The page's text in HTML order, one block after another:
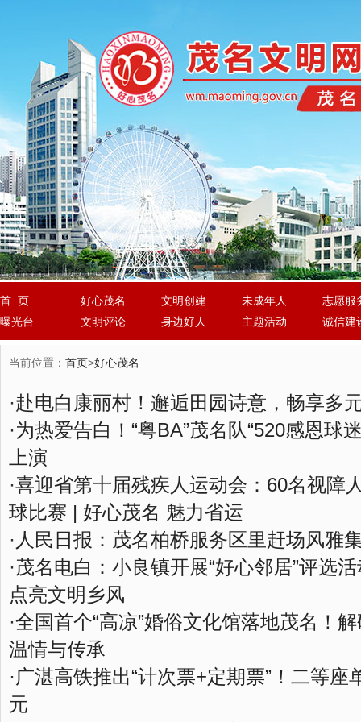
首 页 好心茂名 文明创建 未成年人
志愿服
曝光台
文明评论 身边好人 主题活动 诚信建
当前位置： 首页>好心茂名
·赴电白康丽村！邂逅田园诗意，畅享多
·为热爱告白！“粤BA”茂名队“520感恩球
上演
·喜迎省第十届残疾人运动会：60名视障
球比赛 | 好心茂名 魅力省运
· 人民日报：茂名柏桥服务区里赶场风雅
·茂名电白：小良镇开展“好心邻居”评选
点亮文明乡风
·全国首个“高凉”婚俗文化馆落地茂名！
温情与传承
·广湛高铁推出“计次票+定期票”！二等座
元